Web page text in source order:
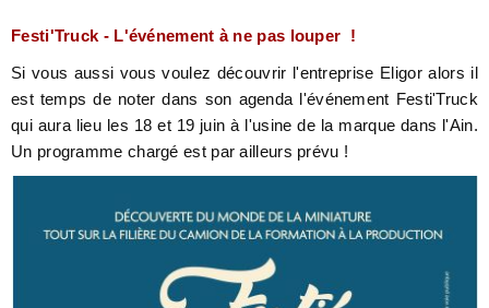
Festi'Truck - L'événement à ne pas louper !
Si vous aussi vous voulez découvrir l'entreprise Eligor alors il
est temps de noter dans son agenda l'événement Festi'Truck
qui aura lieu les 18 et 19 juin à l'usine de la marque dans l'Ain.
Un programme chargé est par ailleurs prévu !